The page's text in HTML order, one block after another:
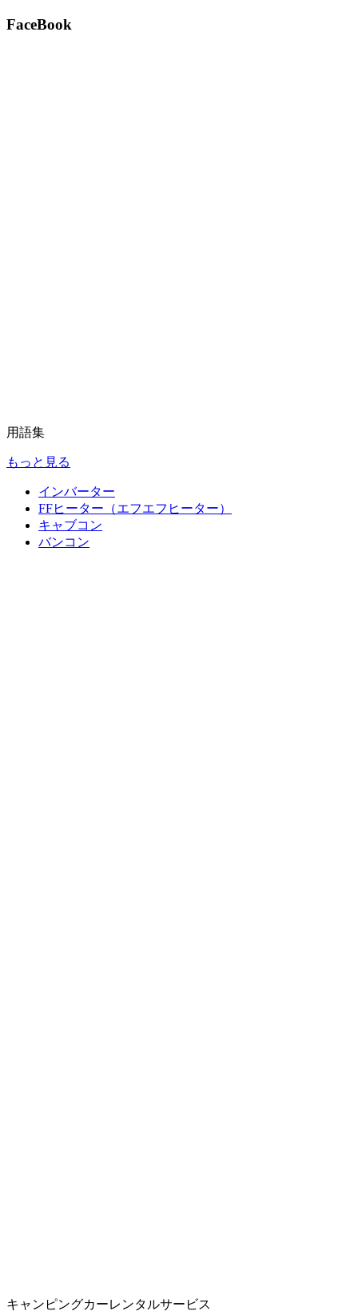
FaceBook
用語集
もっと見る
インバーター
FFヒーター（エフエフヒーター）
キャブコン
バンコン
キャンピングカーレンタルサービス